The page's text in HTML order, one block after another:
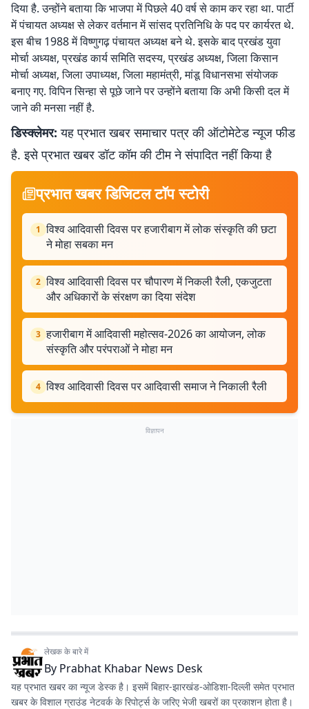
दिया है. उन्होंने बताया कि भाजपा में पिछले 40 वर्ष से काम कर रहा था. पार्टी
में पंचायत अध्यक्ष से लेकर वर्तमान में सांसद प्रतिनिधि के पद पर कार्यरत थे.
इस बीच 1988 में विष्णुगढ़ पंचायत अध्यक्ष बने थे. इसके बाद प्रखंड युवा
मोर्चा अध्यक्ष, प्रखंड कार्य समिति सदस्य, प्रखंड अध्यक्ष, जिला किसान
मोर्चा अध्यक्ष, जिला उपाध्यक्ष, जिला महामंत्री, मांडू विधानसभा संयोजक
बनाए गए. विपिन सिन्हा से पूछे जाने पर उन्होंने बताया कि अभी किसी दल में
जाने की मनसा नहीं है.
डिस्क्लेमर: यह प्रभात खबर समाचार पत्र की ऑटोमेटेड न्यूज फीड
है. इसे प्रभात खबर डॉट कॉम की टीम ने संपादित नहीं किया है
प्रभात खबर डिजिटल टॉप स्टोरी
1 विश्व आदिवासी दिवस पर हजारीबाग में लोक संस्कृति की छटा
ने मोहा सबका मन
2 विश्व आदिवासी दिवस पर चौपारण में निकली रैली, एकजुटता
और अधिकारों के संरक्षण का दिया संदेश
3 हजारीबाग में आदिवासी महोत्सव-2026 का आयोजन, लोक
संस्कृति और परंपराओं ने मोहा मन
4 विश्व आदिवासी दिवस पर आदिवासी समाज ने निकाली रैली
विज्ञापन
लेखक के बारे में
By Prabhat Khabar News Desk
यह प्रभात खबर का न्यूज डेस्क है। इसमें बिहार-झारखंड-ओडिशा-दिल्‍ली समेत प्रभात
खबर के विशाल ग्राउंड नेटवर्क के रिपोर्ट्स के जरिए भेजी खबरों का प्रकाशन होता है।